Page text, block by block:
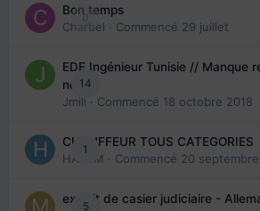
0
Bon temps
Charbel · Commencé 29 juillet
14
EDE Ingénieur Tunisie // Manque
note
Jmili · Commencé 18 octobre 2018
1
CHAUFFEUR TOUS CATEGORIES
HAZEM · Commencé 20
5
extrait de casier judiciaire -